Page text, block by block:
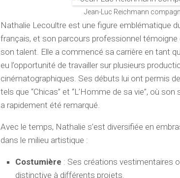
Jean-Luc Reichmann
Nathalie Lecoultre est une figure emblématique
français, et son parcours professionnel témoigne
son talent. Elle a commencé sa carrière en tant
eu l’opportunité de travailler sur plusieurs
cinématographiques. Ses débuts lui ont permis
tels que “Chicas” et “L’Homme de sa vie”, où son
a rapidement été remarqué.
Avec le temps, Nathalie s’est diversifiée en
dans le milieu artistique :
Costumière : Ses créations vestimentaires
distinctive à différents projets.